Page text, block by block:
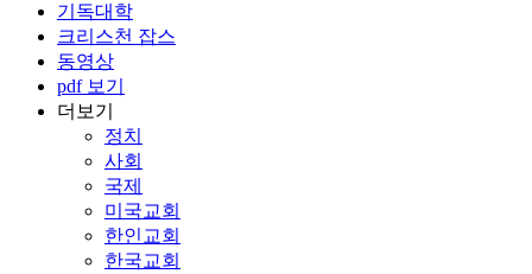
기독대학
크리스천 잡스
동영상
pdf 보기
더보기
정치
사회
국제
미국교회
한인교회
한국교회